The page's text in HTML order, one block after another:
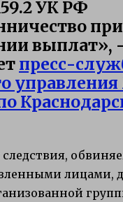
УК РФ
при
выплат»,
пресс-
лицами,